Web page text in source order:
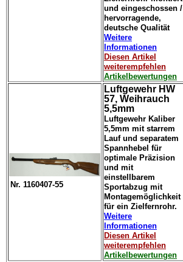
und eingeschossen /
hervorragende,
deutsche Qualität
Weitere
Informationen
Diesen Artikel
weiterempfehlen
Artikelbewertungen
Nr. 1160407-55
Luftgewehr HW
57, Weihrauch
5,5mm
Luftgewehr Kaliber
5,5mm mit starrem
Lauf und separatem
Spannhebel für
optimale Präzision
und mit
einstellbarem
Sportabzug mit
Montagemöglichkeit
für ein Zielfernrohr.
Weitere
Informationen
Diesen Artikel
weiterempfehlen
Artikelbewertungen